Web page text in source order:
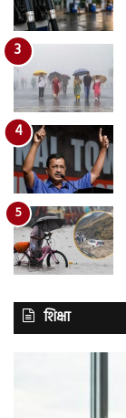
शिक्षा